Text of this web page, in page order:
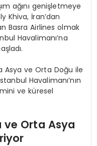
ağını genişletmeye
Khiva, İran’dan
Basra Airlines olmak
Havalimanı’na
Asya ve Orta Doğu ile
Havalimanı’nın
ve küresel
ve Orta Asya